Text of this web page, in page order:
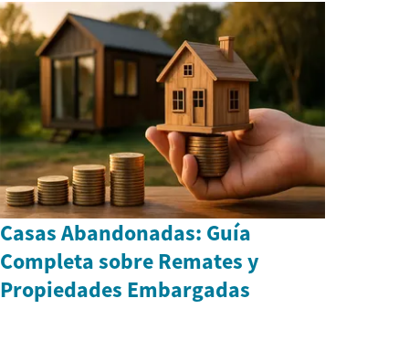
Casas Abandonadas: Guía
Completa sobre Remates y
Propiedades Embargadas